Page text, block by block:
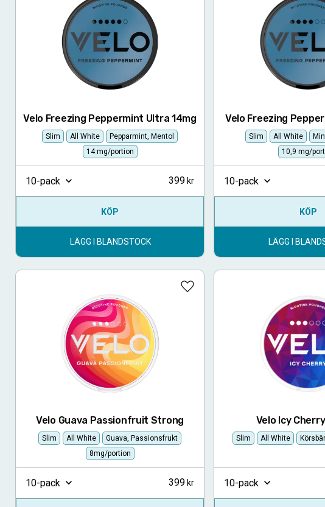
Velo Freezing Peppermint Ultra 14mg
Slim All White
Pepparmint, Mentol
14 mg/portion
10-pack 399
KÖP
LÄGG I BLANDSTOCK
Velo Freezing
Slim All White
10,9 mg/
10-pack
KÖP
LÄGG I
Velo Guava Passionfruit Strong
Slim All White
Guava, Passionsfrukt
8mg/portion
Lägg till i favoriter
10-pack 399
Velo Icy
Slim All White Körsbär
10-pack